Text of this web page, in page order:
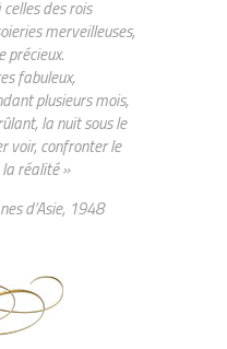
des rois
merveilleuses,
précieux.
fabuleux,
plusieurs mois,
la nuit sous le
voir, confronter le
réalité »
d’Asie, 1948